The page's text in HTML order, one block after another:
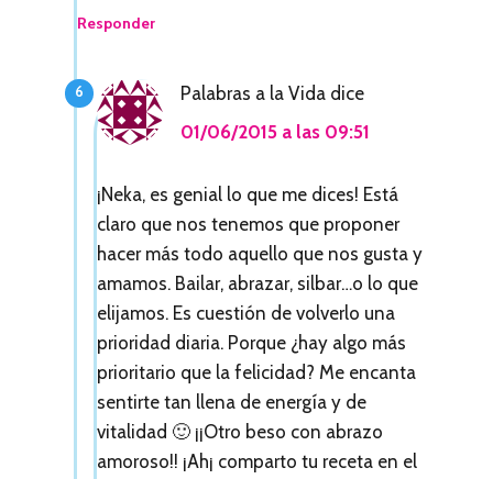
Responder
Palabras a la Vida dice
01/06/2015 a las 09:51
¡Neka, es genial lo que me dices! Está
claro que nos tenemos que proponer
hacer más todo aquello que nos gusta y
amamos. Bailar, abrazar, silbar…o lo que
elijamos. Es cuestión de volverlo una
prioridad diaria. Porque ¿hay algo más
prioritario que la felicidad? Me encanta
sentirte tan llena de energía y de
vitalidad 🙂 ¡¡Otro beso con abrazo
amoroso!! ¡Ah¡ comparto tu receta en el